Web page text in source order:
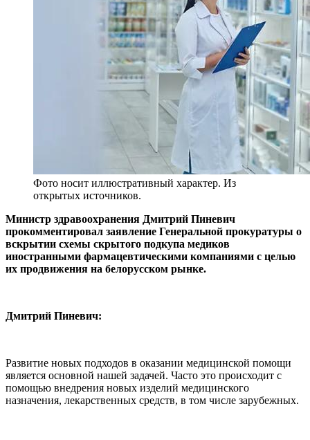
Фото носит иллюстративный характер. Из
открытых источников.
Министр здравоохранения Дмитрий Пиневич
прокомментировал заявление Генеральной прокуратуры о
вскрытии схемы скрытого подкупа медиков
иностранными фармацевтическими компаниями с целью
их продвижения на белорусском рынке.
Дмитрий Пиневич:
Развитие новых подходов в оказании медицинской помощи
является основной нашей задачей. Часто это происходит с
помощью внедрения новых изделий медицинского
назначения, лекарственных средств, в том числе зарубежных.